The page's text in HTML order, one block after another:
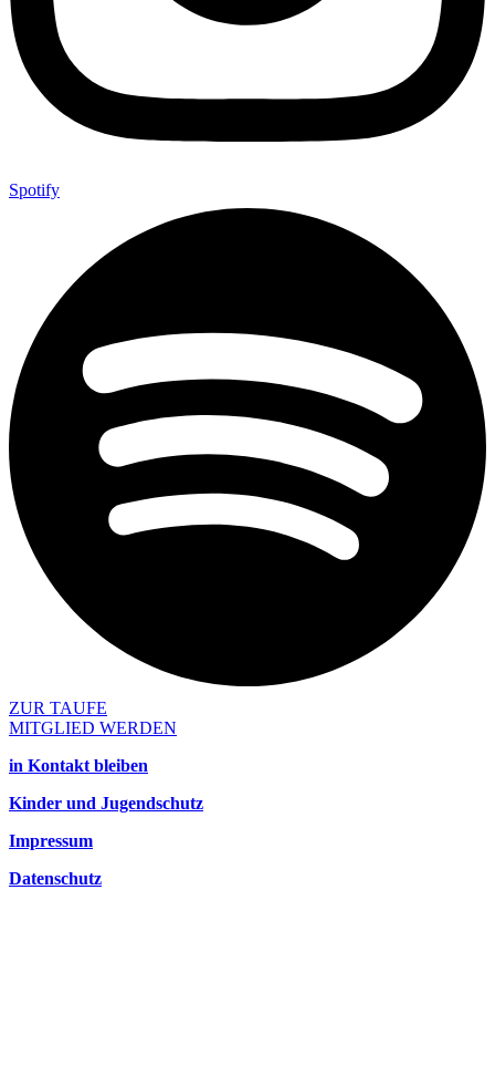
Spotify
ZUR TAUFE
MITGLIED WERDEN
in Kontakt bleiben
Kinder und Jugendschutz
Impressum
Datenschutz